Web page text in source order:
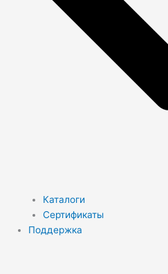
Каталоги
Сертификаты
Поддержка